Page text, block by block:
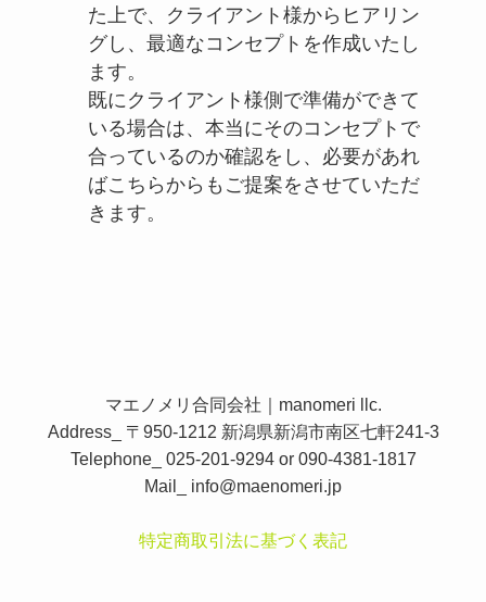
た上で、クライアント様からヒアリン
グし、最適なコンセプトを作成いたし
ます。
既にクライアント様側で準備ができて
いる場合は、本当にそのコンセプトで
合っているのか確認をし、必要があれ
ばこちらからもご提案をさせていただ
きます。
マエノメリ合同会社｜manomeri llc.
Address_ 〒950-1212 新潟県新潟市南区七軒241-3
Telephone_ 025-201-9294 or 090-4381-1817
Mail_ info@maenomeri.jp
特定商取引法に基づく表記